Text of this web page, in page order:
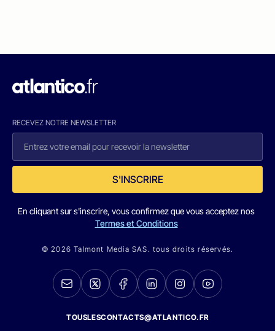
RECEVEZ NOTRE NEWSLETTER
S'INSCRIRE
En cliquant sur s'inscrire, vous confirmez que vous acceptez nos
Termes et Conditions
© 2026 Talmont Media SAS. tous droits réservés.
TOUSLESCONTACTS@ATLANTICO.FR